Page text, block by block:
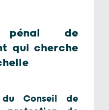
de
qui cherche
Conseil de